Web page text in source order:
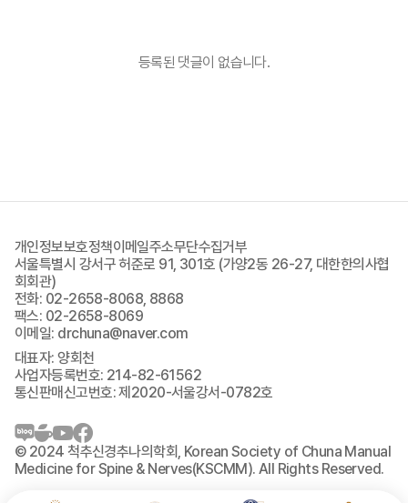
등록된 댓글이 없습니다.
서울특별시 강서구 허준로 91, 301호 (가양2동 26-27, 대한한의사협
회회관)
전화: 02-2658-8068, 8868
팩스: 02-2658-8069
이메일: drchuna@naver.com
대표자: 양회천
사업자등록번호: 214-82-61562
통신판매신고번호: 제2020-서울강서-0782호
개인정보보호정책이메일주소무단수집거부
© 2024 척추신경추나의학회, Korean Society of Chuna Manual
Medicine for Spine & Nerves(KSCMM). All Rights Reserved.